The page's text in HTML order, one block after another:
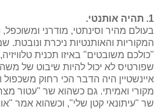
1. תהיה אותנטי.
בעולם מהיר וסינתטי, מודרני
המקוריות והאותנטיות ניכרת ונובטת.
"כולכם משובטים" באיזו תכנית
שפורטיס לא יכול להיות שיבוט של
איינשטיין היה הדבר הכי רחוק משכפול
מקורי ואמיתי. גם כשהוא שר "עטור
שר "עיתונאי קטן שלי", וכשהוא אמר